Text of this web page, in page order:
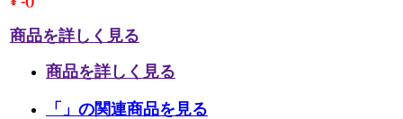
商品を詳しく見る
商品を詳しく見る
「」の関連商品を見る